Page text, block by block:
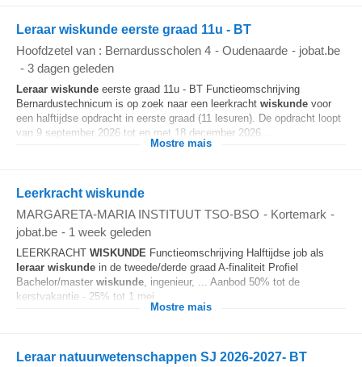
Leraar wiskunde eerste graad 11u - BT
Hoofdzetel van : Bernardusscholen 4 - Oudenaarde - jobat.be
- 3 dagen geleden
Leraar wiskunde eerste graad 11u - BT Functieomschrijving
Bernardustechnicum is op zoek naar een leerkracht wiskunde voor
een halftijdse opdracht in eerste graad (11 lesuren). De opdracht loopt
van 9 september 2026 tot en met 18 december 2026...
Mostre mais
Leerkracht wiskunde
MARGARETA-MARIA INSTITUUT TSO-BSO - Kortemark -
jobat.be - 1 week geleden
LEERKRACHT WISKUNDE Functieomschrijving Halftijdse job als
leraar wiskunde in de tweede/derde graad A-finaliteit Profiel
Bachelor/master wiskunde, ingenieur, ... Aanbod 50% tot de
kerstvakantie - 25% tot 1 mei...
Mostre mais
Leraar natuurwetenschappen SJ 2026-2027- BT